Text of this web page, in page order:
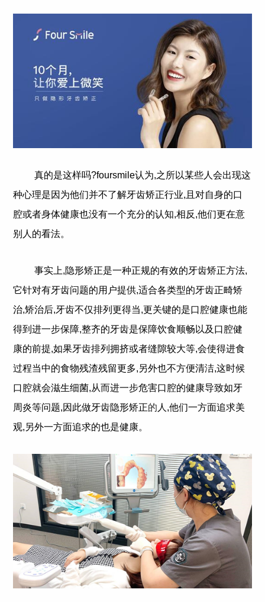
真的是这样吗?foursmile认为,之所以某些人会出现这
种心理是因为他们并不了解牙齿矫正行业,且对自身的口
腔或者身体健康也没有一个充分的认知,相反,他们更在意
别人的看法。
事实上,隐形矫正是一种正规的有效的牙齿矫正方法,
它针对有牙齿问题的用户提供,适合各类型的牙齿正畸矫
治,矫治后,牙齿不仅排列更得当,更关键的是口腔健康也能
得到进一步保障,整齐的牙齿是保障饮食顺畅以及口腔健
康的前提,如果牙齿排列拥挤或者缝隙较大等,会使得进食
过程当中的食物残渣残留更多,另外也不方便清洁,这时候
口腔就会滋生细菌,从而进一步危害口腔的健康导致如牙
周炎等问题,因此做牙齿隐形矫正的 人,他们一方面追求美
观,另外一方面追求的也是健康。